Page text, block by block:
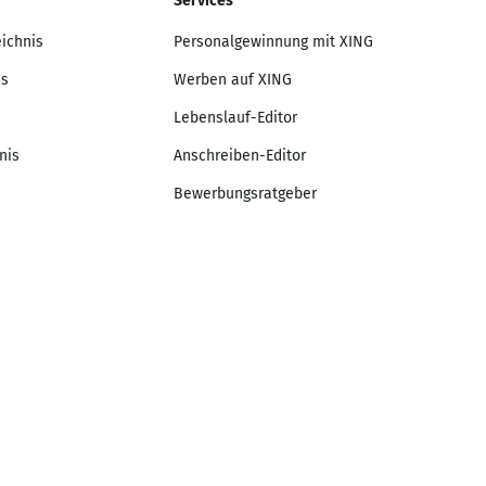
Personalgewinnung mit XING
Werben auf XING
Lebenslauf-Editor
Anschreiben-Editor
Bewerbungsratgeber